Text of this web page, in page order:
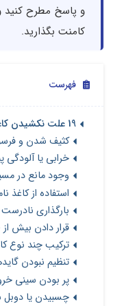
و پاسخ‌ مطرح کنید
کامنت بگذارید.
فهرست
19 علت نکشیدن کاغذ توسط پرینتر
کثیف شدن و
خرابی یا آلودگی
وجود مانع در
استفاده از کاغذ
بارگذاری
قرار دادن بیش
ترکیب چند نوع
تنظیم نبودن
پر بودن سینی
چسبیدن یا دوبل